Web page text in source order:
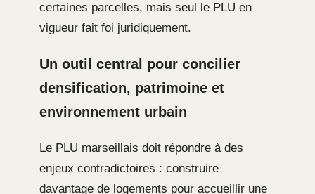
certaines parcelles, mais seul le PLU en
vigueur fait foi juridiquement.
Un outil central pour concilier
densification, patrimoine et
environnement urbain
Le PLU marseillais doit répondre à des
enjeux contradictoires : construire
davantage de logements pour accueillir une